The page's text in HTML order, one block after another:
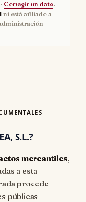
· Corregir un dato.
ni está afiliado a
S.L.?
mercantiles,
a esta
procede
públicas